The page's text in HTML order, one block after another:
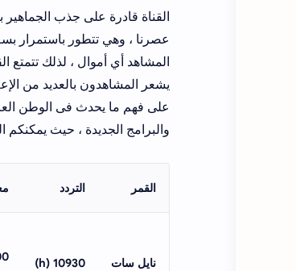
القناة قادرة على جذب الجماهير
عصرنا ، وهي تتطور باستمرار
المشاهد أي أموال ، لذلك تتمتع
يشعر المشاهدون بالعديد من
على فهم ما يحدث فى الوطن
والبرامج الجديدة ، حيث يمكنكم
القمر التردد
نايل سات 10930 (h)